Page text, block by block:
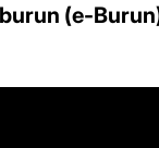
(e-